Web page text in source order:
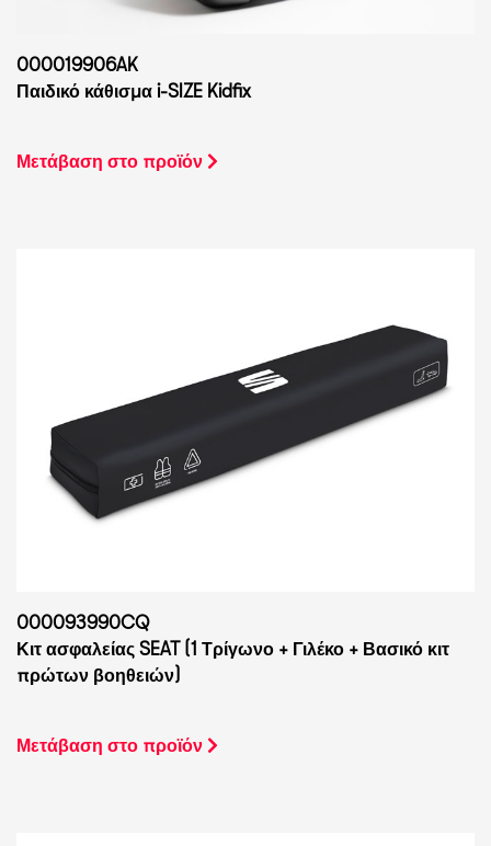
000019906AK
Παιδικό κάθισμα i-SIZE Kidfix
Μετάβαση στο προϊόν
000093990CQ
Κιτ ασφαλείας SEAT (1 Τρίγωνο + Γιλέκο + Βασικό κιτ
πρώτων βοηθειών)
Μετάβαση στο προϊόν